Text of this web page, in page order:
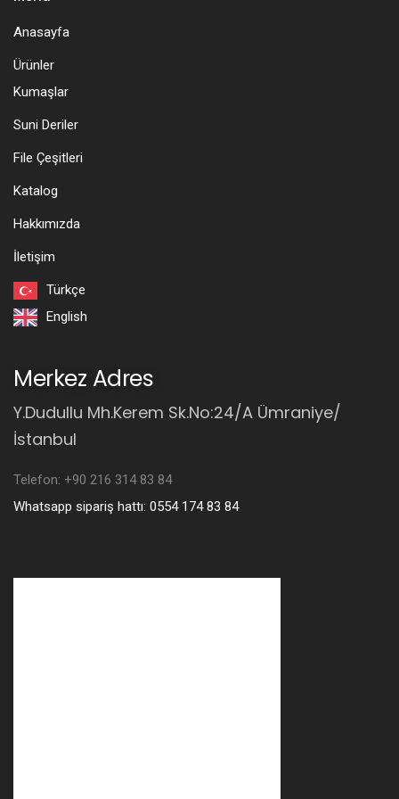
Merkez Adres
Y.Dudullu Mh.Kerem Sk.No:24/A Ümraniye/
İstanbul
Telefon: +90 216 314 83 84
Whatsapp sipariş hattı: 0554 174 83 84
Anasayfa
Ürünler
Kumaşlar
Suni Deriler
File Çeşitleri
Katalog
Hakkımızda
İletişim
Türkçe
English